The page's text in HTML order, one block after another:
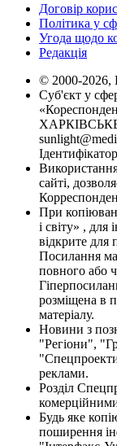
Договір
Політика у
Угода щодо
Редакція
© 2000-2026,
Суб'єкт у
ХАРКІВСЬКЕ
сайті,
При
і світу» , для
відкрите для
Посилання
повного або
розміщена в
матеріалу.
Новини з
"Регіони",
реклами.
Розділ
Будь яке
поширення